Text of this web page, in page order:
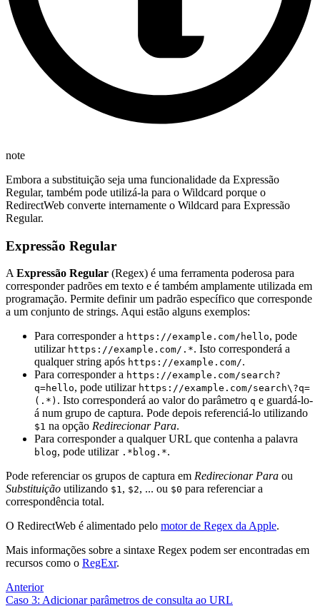
note
Embora a substituição seja uma funcionalidade da Expressão
Regular, também pode utilizá-la para o Wildcard porque o
RedirectWeb converte internamente o Wildcard para Expressão
Regular.
Expressão Regular
A Expressão Regular (Regex) é uma ferramenta poderosa para
corresponder padrões em texto e é também amplamente utilizada em
programação. Permite definir um padrão específico que corresponde
a um conjunto de strings. Aqui estão alguns exemplos:
Para corresponder a https://example.com/hello, pode
utilizar https://example.com/.*. Isto corresponderá a
qualquer string após https://example.com/.
Para corresponder a https://example.com/search?
q=hello, pode utilizar https://example.com/search\?q=
(.*) . Isto corresponderá ao valor do parâmetro q e guardá-lo-
á num grupo de captura. Pode depois referenciá-lo utilizando
$1 na opção Redirecionar Para.
Para corresponder a qualquer URL que contenha a palavra
blog, pode utilizar .*blog.*.
Pode referenciar os grupos de captura em Redirecionar Para ou
Substituição utilizando $1, $2, ... ou $0 para referenciar a
correspondência total.
O RedirectWeb é alimentado pelo motor de Regex da Apple.
Mais informações sobre a sintaxe Regex podem ser encontradas em
recursos como o RegExr.
Anterior
Caso 3: Adicionar parâmetros de consulta ao URL